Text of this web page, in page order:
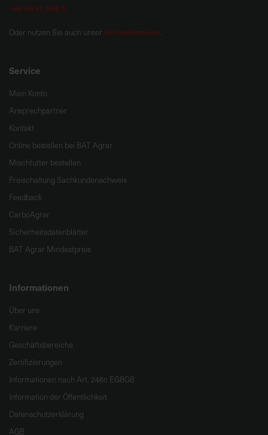
+49 4541 806 0
Oder nutzen Sie auch unser Onlineformular.
Service
Mein Konto
Ansprechpartner
Kontakt
Online bestellen bei BAT Agrar
Mischfutter bestellen
Freischaltung Sachkundenachweis
Feedback
CarboAgrar
Sicherheitsdatenblätter
BAT Agrar Mindestpreis
Informationen
Über uns
Karriere
Geschäftsbereiche
Zertifizierungen
Informationen nach Art. 246c EGBGB
Information der Öffentlichkeit
Datenschutzerklärung
AGB